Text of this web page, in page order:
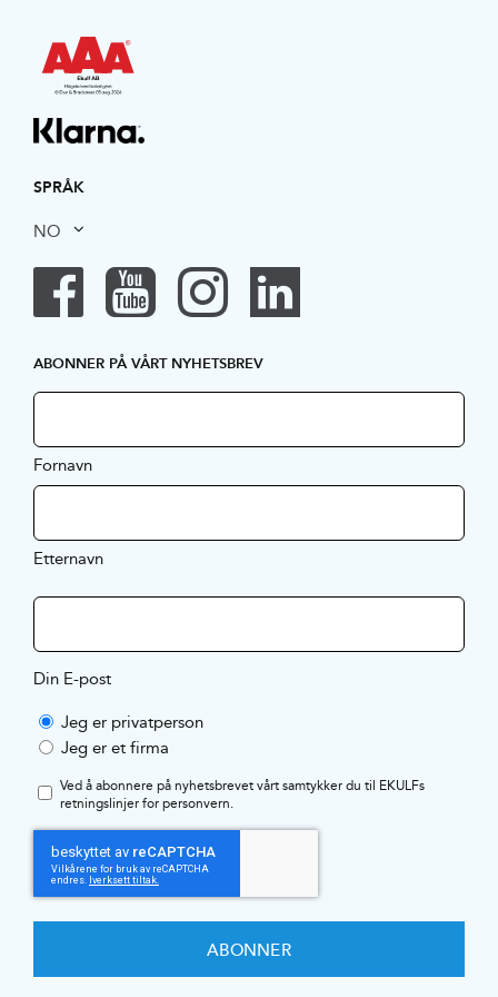
SPRÅK
NO
ABONNER PÅ VÅRT NYHETSBREV
Fornavn
Etternavn
Din E-post
Jeg er privatperson
Jeg er et firma
Ved å abonnere på nyhetsbrevet vårt samtykker du til EKULFs
retningslinjer for personvern.